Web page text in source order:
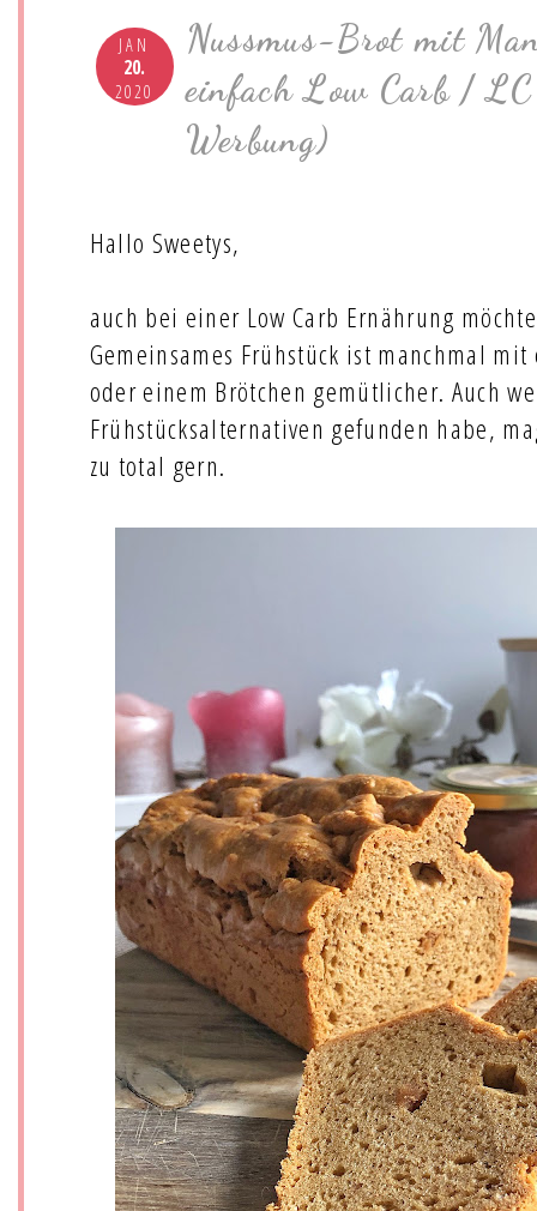
JAN
20.
2020
Nussmus-Brot mit
einfach Low Carb /
Werbung)
Hallo Sweetys,
auch bei einer Low Carb Ernährung
Gemeinsames Frühstück ist manchmal
oder einem Brötchen gemütlicher. Auch
Frühstücksalternativen gefunden habe,
zu total gern.